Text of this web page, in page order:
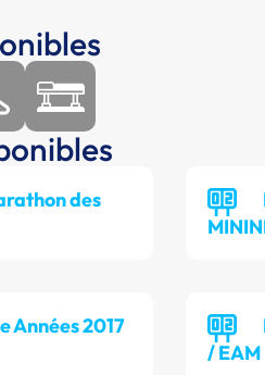
des
Années 2017
/ EAM